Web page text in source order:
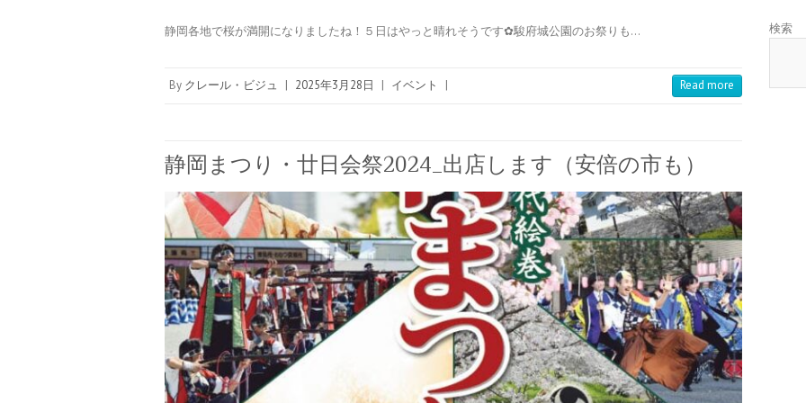
静岡各地で桜が満開になりましたね！５日はやっと晴れそうです✿駿府城公園のお祭りも…
By クレール・ビジュ | 2025年3月28日 | イベント | Read more
静岡まつり・廿日会祭2024_出店します（安倍の市も）
検索